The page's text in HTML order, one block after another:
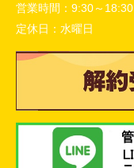
営業時間： 9:30～18:30
定休日： 水曜日